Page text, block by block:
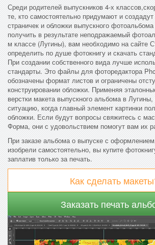
Среди родителей выпускников 4-х
те, кто самостоятельно придумают и
страничек и обложки выпускного
получить в результате неподражаемый
м классе (Лугины), вам необходимо на сайте
определить по душе фотокнигу и скачать
При создании собственного вида лучше
стандарты. Это файлы для фоторедактора
обозначены формат листов и ограничены
конструировании обложки. Применяя
верстки макета выпускного альбома в
ситуацию, когда главный элемент картинки
обложки. Если будут вопросы свяжитесь с
Форма, они с удовольствием помогут вам их
При заказе альбома о выпуске с
изобрели самостоятельно, вы купите
заплатив только за печать.
Как сделать
Заказать печать